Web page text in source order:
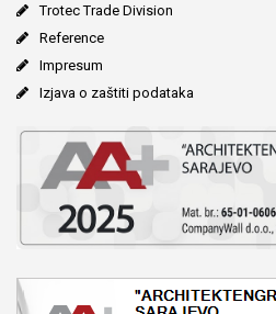
Trotec Trade Division
Reference
Impresum
Izjava o zaštiti podataka